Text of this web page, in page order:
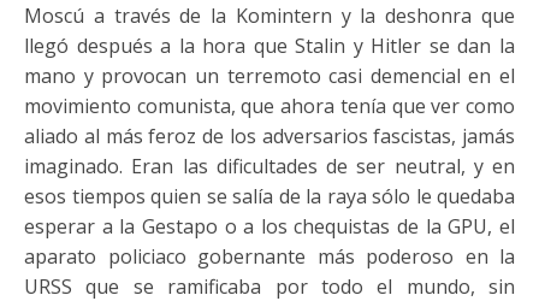
Moscú a través de la Komintern y la deshonra que
llegó después a la hora que Stalin y Hitler se dan la
mano y provocan un terremoto casi demencial en el
movimiento comunista, que ahora tenía que ver como
aliado al más feroz de los adversarios fascistas, jamás
imaginado. Eran las dificultades de ser neutral, y en
esos tiempos quien se salía de la raya sólo le quedaba
esperar a la Gestapo o a los chequistas de la GPU, el
aparato policiaco gobernante más poderoso en la
URSS que se ramificaba por todo el mundo, sin